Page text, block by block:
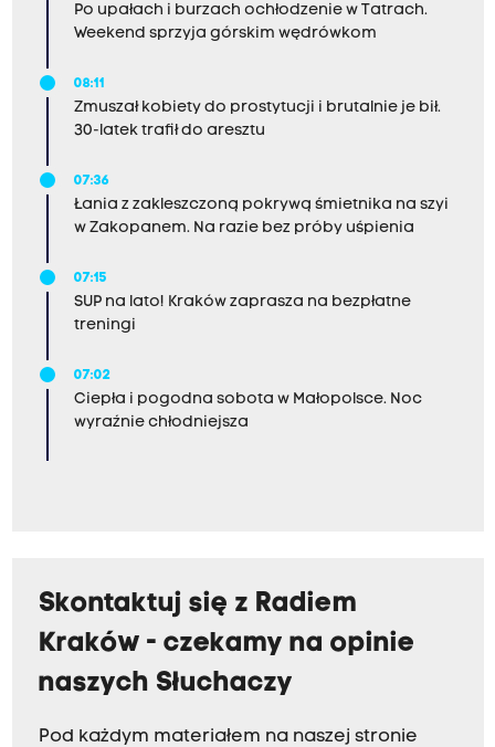
Po upałach i burzach ochłodzenie w Tatrach.
Weekend sprzyja górskim wędrówkom
08:11
Zmuszał kobiety do prostytucji i brutalnie je bił.
30-latek trafił do aresztu
07:36
Łania z zakleszczoną pokrywą śmietnika na szyi
w Zakopanem. Na razie bez próby uśpienia
07:15
SUP na lato! Kraków zaprasza na bezpłatne
treningi
07:02
Ciepła i pogodna sobota w Małopolsce. Noc
wyraźnie chłodniejsza
Skontaktuj się z Radiem
Kraków - czekamy na opinie
naszych Słuchaczy
Pod każdym materiałem na naszej stronie